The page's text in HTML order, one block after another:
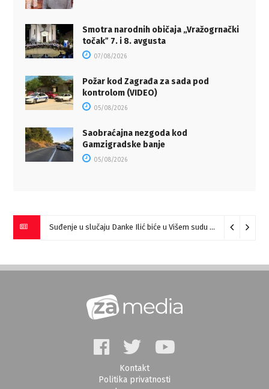
Smotra narodnih običaja „Vražogrnački
točakˮ 7. i 8. avgusta
07/08/2026
Požar kod Zagrađa za sada pod
kontrolom (VIDEO)
05/08/2026
Saobraćajna nezgoda kod
Gamzigradske banje
05/08/2026
Suđenje u slučaju Danke Ilić biće u Višem sudu u Negotinu?
Kontakt
Politika privatnosti